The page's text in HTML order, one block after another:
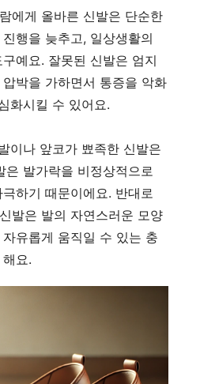
에게 올바른 신발은 단순한
행을 늦추고, 일상생활의
예요. 잘못된 신발은 엄지
박을 가하면서 통증을 악화
화시킬 수 있어요.
이나 앞코가 뾰족한 신발은
은 발가락을 비정상적으로
하기 때문이에요. 반대로
발은 발의 자연스러운 모양
유롭게 움직일 수 있는 충
요.